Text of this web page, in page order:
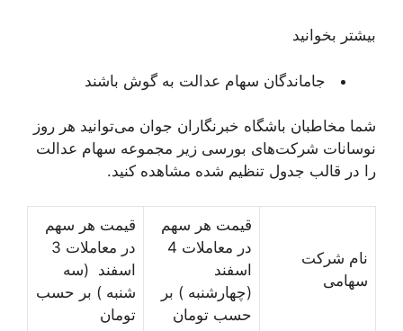
بیشتر بخوانید
جاماندگان سهام عدالت به گوش باشند
شما مخاطبان باشگاه خبرنگاران جوان می‌توانید هر روز
نوسانات شرکت‌های بورسی زیر مجموعه سهام عدالت
را در قالب جدول تنظیم شده مشاهده کنید.
نام شرکت
سهامی
قیمت هر سهم
در معاملات 4
اسفند
(چهارشنبه ) بر
حسب تومان
قیمت هر سهم
در معاملات 3
اسفند (سه
شنبه ) بر حسب
تومان